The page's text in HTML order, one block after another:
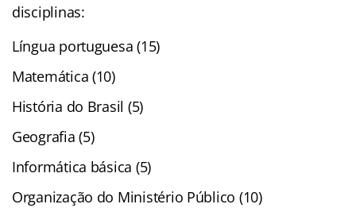
disciplinas:
Língua portuguesa (15)
Matemática (10)
História do Brasil (5)
Geografia (5)
Informática básica (5)
Organização do Ministério Público (10)